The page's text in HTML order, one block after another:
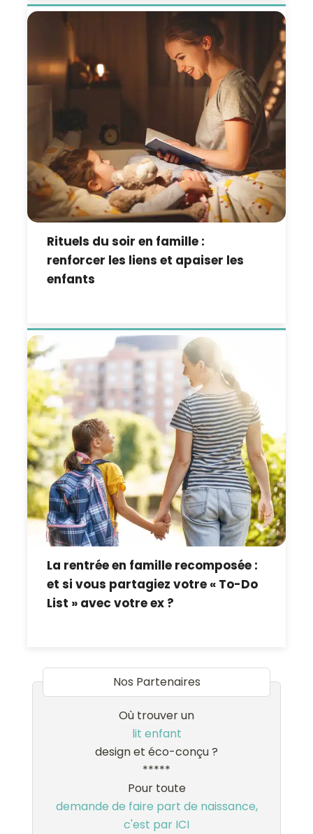
Rituels du soir en famille :
renforcer les liens et apaiser les
enfants
La rentrée en famille recomposée :
et si vous partagiez votre « To-Do
List » avec votre ex ?
Nos Partenaires
Où trouver un
lit enfant
design et éco-conçu ?
*****
Pour toute
demande de faire part de naissance,
c'est par ICI